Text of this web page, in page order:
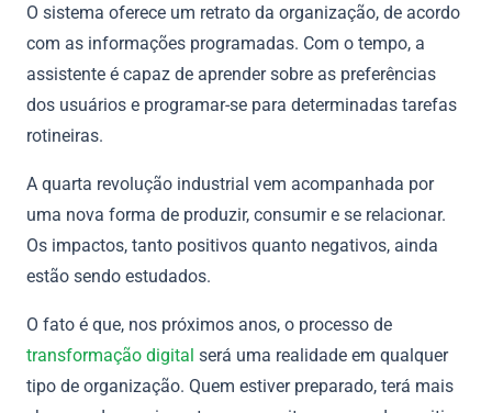
O sistema oferece um retrato da organização, de acordo
com as informações programadas. Com o tempo, a
assistente é capaz de aprender sobre as preferências
dos usuários e programar-se para determinadas tarefas
rotineiras.
A quarta revolução industrial vem acompanhada por
uma nova forma de produzir, consumir e se relacionar.
Os impactos, tanto positivos quanto negativos, ainda
estão sendo estudados.
O fato é que, nos próximos anos, o processo de
transformação digital será uma realidade em qualquer
tipo de organização. Quem estiver preparado, terá mais